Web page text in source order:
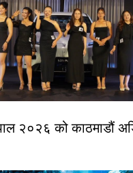
२०२६ को काठमाडौं